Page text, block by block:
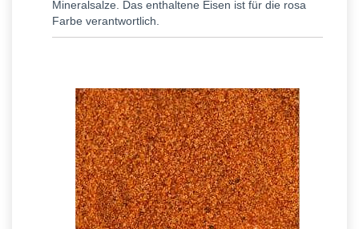
Mineralsalze. Das enthaltene Eisen ist für die rosa
Farbe verantwortlich.